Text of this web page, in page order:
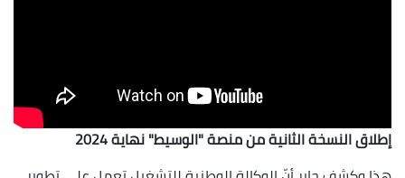
إطلاق النسخة الثانية من منصة "الوسيط" نهاية 2024